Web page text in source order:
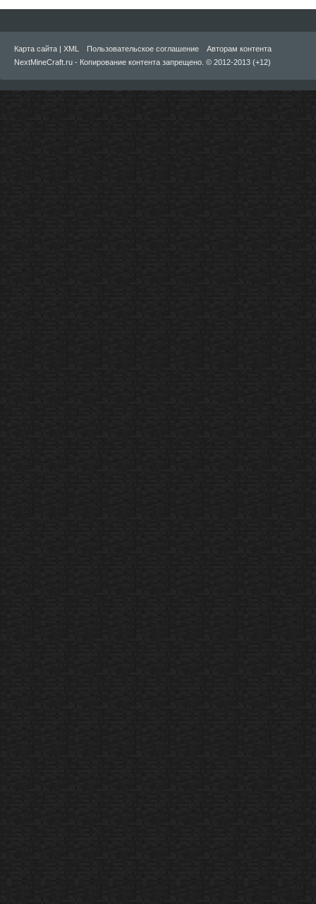
Карта сайта | XML Пользовательское соглашение
Авторам контента
NextMineCraft.ru - Копирование контента запрещено. © 2012-2013 (+12)